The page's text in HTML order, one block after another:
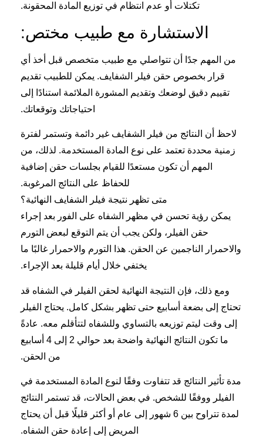
تكتلات أو عدم انتظام في توزيع المادة المحقونة.
الاستشارة مع طبيب مختص:
من المهم جدًا أن تتواصلي مع طبيب متخصص قبل أخذ أي
قرار بخصوص حقن فيلر الشفايف. يمكن للطبيب تقديم
تقييم دقيق لوضعك وتقديم المشورة الملائمة استنادًا إلى
احتياجاتك وتوقعاتك.
لاحظ أن النتائج من فيلر الشفايف غير دائمة وتستمر لفترة
زمنية محددة تعتمد على نوع المادة المستخدمة. لذلك، من
المهم أن تكون مستعدًا للقيام بجلسات حقن إضافية
للحفاظ على النتائج المرغوبة.
متى تظهر نتيجة فيلر الشفايف النهائية؟
يمكن رؤية تحسن في مظهر الشفاه على الفور بعد إجراء
حقن الفيلر، ولكن يجب أن يتم التوقع لبعض التورم
والاحمرار الناجمين عن الحقن. هذا التورم والاحمرار غالبًا ما
يختفي خلال أيام قليلة بعد الإجراء.
ومع ذلك، فإن النتيجة النهائية لحقن الفيلر في الشفاه قد
تحتاج إلى بضعة أسابيع حتى تظهر بشكل كامل. يحتاج الفيلر
إلى وقت ليتم توزيعه بالتساوي وللشفاه لتتأقلم معه. عادةً
ما تكون النتائج النهائية واضحة بعد حوالي 2 إلى 4 أسابيع
من الحقن.
مدة تأثير النتائج قد تتفاوت وفقًا لنوع المادة المستخدمة في
الفيلر ووفقًا للشخص. في بعض الحالات، قد تستمر النتائج
لمدة تتراوح بين 6 شهور إلى عام أو أكثر قليلًا قبل أن يحتاج
المريض إلى إعادة حقن الشفاه.